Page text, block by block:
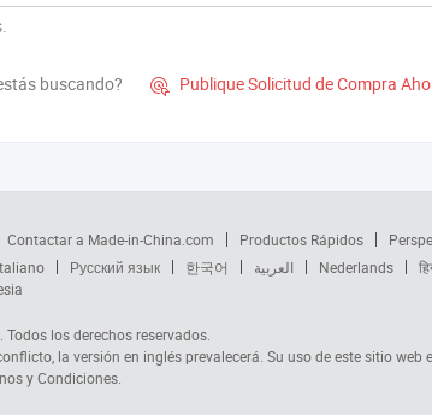
buscando?  Publique Solicitud de Compra
Contactar a Made-in-China.com Productos Rápidos
Русский язык 한국어 العربية Nederlands
Todos los derechos reservados.
la versión en inglés prevalecerá. Su uso de este sitio
y Condiciones.